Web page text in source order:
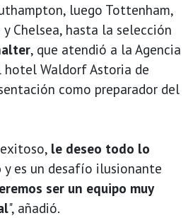
luego Tottenham,
y Chelsea, hasta la selección
, que atendió a la Agencia
hotel Waldorf Astoria de
como preparador del
le deseo todo lo
y es un desafío ilusionante
ser un equipo muy
", añadió.